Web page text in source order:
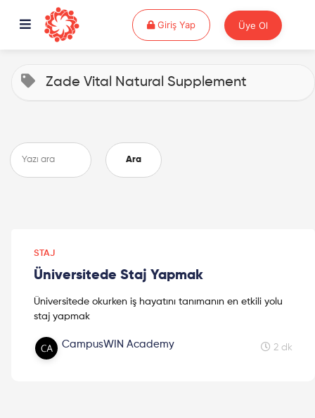
Giriş YapGiriş Yap Üye Ol
Zade Vital Natural Supplement
Ara
STAJ
Üniversitede Staj Yapmak
Üniversitede okurken iş hayatını tanımanın en etkili yolu
staj yapmak
Ben de bu yüzden bu yazıda kendi staj deneyimimi ve
bana kattıklarını paylaştım. Eğer senin de staj konusunda
CampusWIN Academy 2 dk